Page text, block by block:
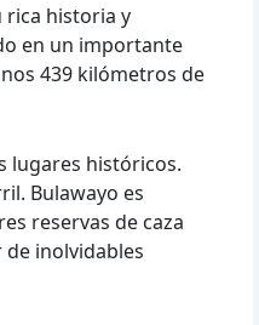
rica historia y
en un importante
439 kilómetros de
lugares históricos.
Bulawayo es
reservas de caza
inolvidables